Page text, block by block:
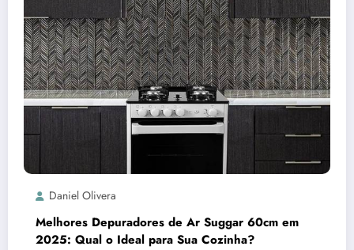
Daniel Olivera
Melhores Depuradores de Ar Suggar 60cm em
2025: Qual o Ideal para Sua Cozinha?